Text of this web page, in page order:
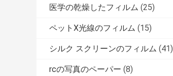
医学の乾燥したフィルム (25)
ペットX光線のフィルム (15)
シルク スクリーンのフィルム (41)
rcの写真のペーパー (8)